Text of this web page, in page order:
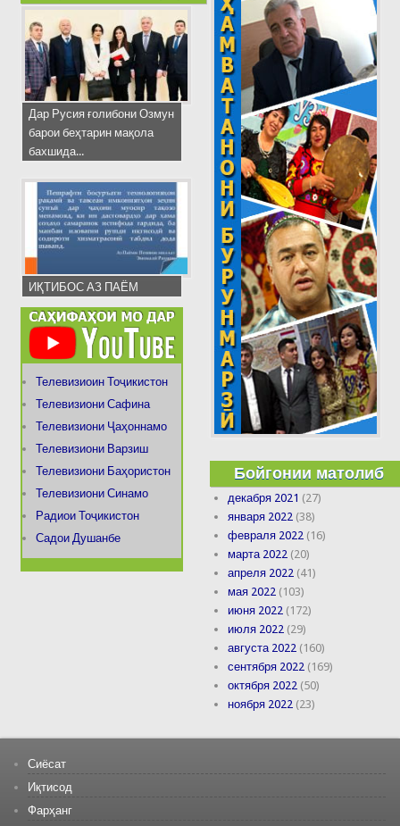
Дар Русия ғолибони Озмун
барои беҳтарин мақола
бахшида...
ИҚТИБОС АЗ ПАЁМ
Телевизиоин Тоҷикистон
Телевизиони Сафина
Телевизиони Ҷаҳоннамо
Телевизиони Варзиш
Телевизиони Баҳористон
Телевизиони Синамо
Радиои Тоҷикистон
Садои Душанбе
Бойгонии матолиб
декабря 2021 (27)
января 2022 (38)
февраля 2022 (16)
марта 2022 (20)
апреля 2022 (41)
мая 2022 (103)
июня 2022 (172)
июля 2022 (29)
августа 2022 (160)
сентября 2022 (169)
октября 2022 (50)
ноября 2022 (23)
Сиёсат
Иқтисод
Фарҳанг